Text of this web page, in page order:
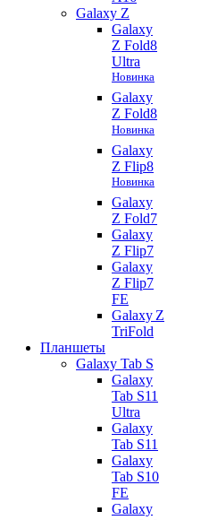
Galaxy Z
Galaxy
Z Fold8
Ultra
Новинка
Galaxy
Z Fold8
Новинка
Galaxy
Z Flip8
Новинка
Galaxy
Z Fold7
Galaxy
Z Flip7
Galaxy
Z Flip7
FE
Galaxy Z
TriFold
Планшеты
Galaxy Tab S
Galaxy
Tab S11
Ultra
Galaxy
Tab S11
Galaxy
Tab S10
FE
Galaxy